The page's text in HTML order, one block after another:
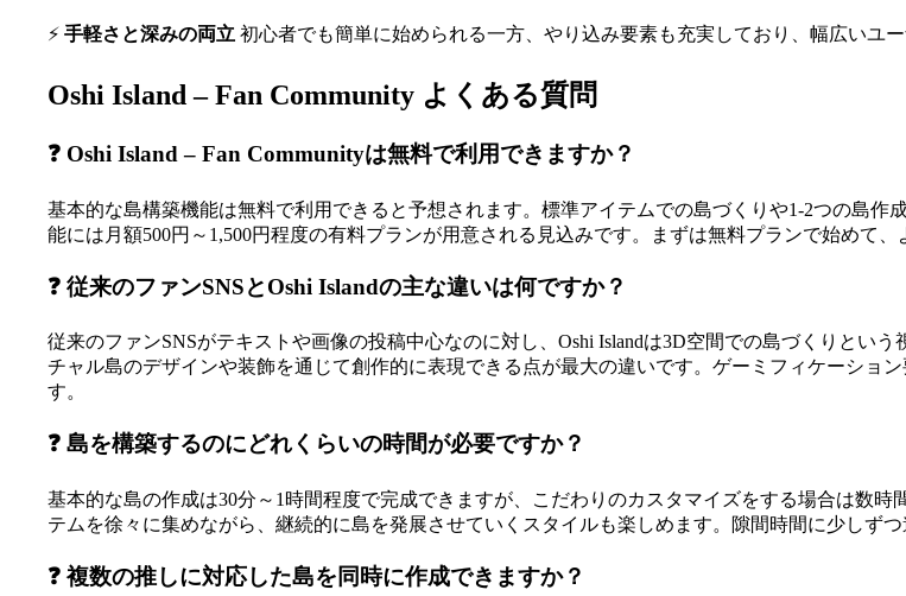
⚡ 手軽さと深みの両立 初心者でも簡単に始められる一方、やり込み要素も充実しており、幅広いユ
Oshi Island – Fan Community よくある質問
❓ Oshi Island – Fan Communityは無料で利用できますか？
基本的な島構築機能は無料で利用できると予想されます。標準アイテムでの島づくりや1-2つの島
能には月額500円～1,500円程度の有料プランが用意される見込みです。まずは無料プランで始めて
❓ 従来のファンSNSとOshi Islandの主な違いは何ですか？
従来のファンSNSがテキストや画像の投稿中心なのに対し、Oshi Islandは3D空間での島づくりとい
チャル島のデザインや装飾を通じて創作的に表現できる点が最大の違いです。ゲーミフィケーショ
す。
❓ 島を構築するのにどれくらいの時間が必要ですか？
基本的な島の作成は30分～1時間程度で完成できますが、こだわりのカスタマイズをする場合は数
テムを徐々に集めながら、継続的に島を発展させていくスタイルも楽しめます。隙間時間に少しず
❓ 複数の推しに対応した島を同時に作成できますか？